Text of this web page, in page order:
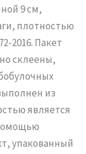
9 см,
плотностью
2016. Пакет
склеены,
из
является
упакованный